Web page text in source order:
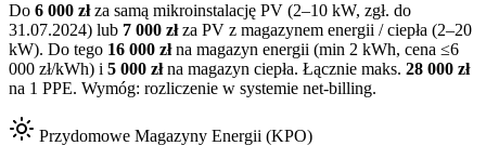
Do 6 000 złza samą mikroinstalację PV (2–10 kW, zgł. do
31.07.2024) lub 7 000 złza PV z magazynem energii / ciepła (2–20
kW). Do tego 16 000 złna magazyn energii (min 2 kWh, cena ≤6
000 zł/kWh) i 5 000 złna magazyn ciepła. Łącznie maks. 28 000 zł
na 1 PPE. Wymóg: rozliczenie w systemie net-billing.
Przydomowe Magazyny Energii (KPO)